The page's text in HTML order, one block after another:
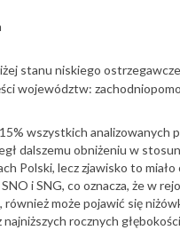
stanu niskiego
województw:
wszystkich analizowanych
dalszemu obniżeniu w
Polski, lecz zjawisko to miało
i SNG, co oznacza, że w
może pojawić się
rocznych